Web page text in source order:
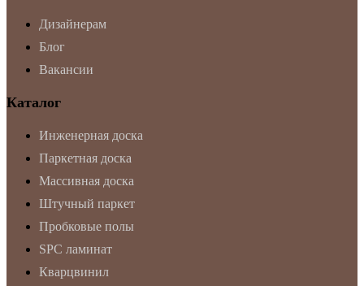
Дизайнерам
Блог
Вакансии
Каталог
Инженерная доска
Паркетная доска
Массивная доска
Штучный паркет
Пробковые полы
SPC ламинат
Кварцвинил